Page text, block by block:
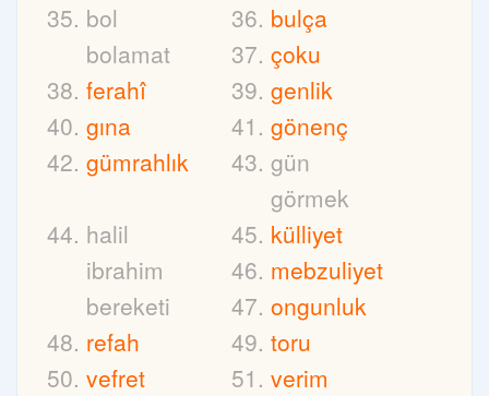
bol
bolamat
bulça
çoku
ferahî
genlik
gına
gönenç
gümrahlık
gün
görmek
halil
ibrahim
bereketi
külliyet
mebzuliyet
ongunluk
refah
toru
vefret
verim